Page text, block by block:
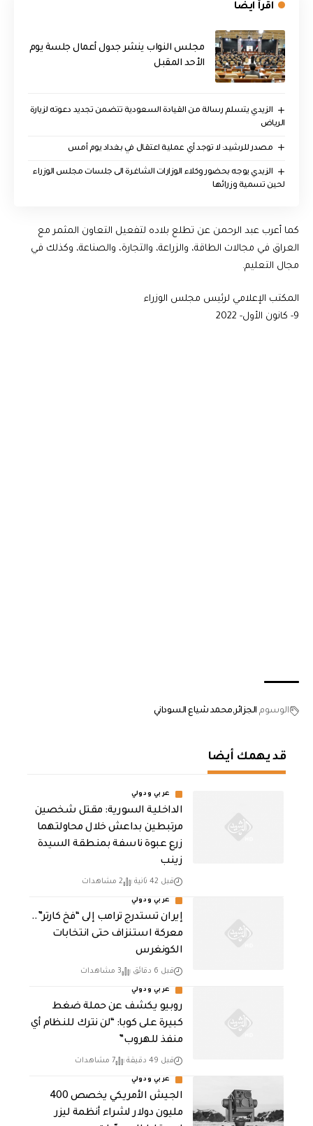
اقرأ ايضا
مجلس النواب ينشر جدول أعمال جلسة يوم
الأحد المقبل
الزيدي يتسلم رسالة من القيادة السعودية تتضمن تجديد دعوته لزيارة
الرياض
مصدر للرشيد: لا توجد أي عملية اعتقال في بغداد يوم أمس
الزيدي يوجه بحضور وكلاء الوزارات الشاغرة الى جلسات مجلس الوزراء
لحين تسمية وزرائها
كما أعرب عبد الرحمن عن تطلع بلاده لتفعيل التعاون المثمر مع
العراق في مجالات الطاقة، والزراعة، والتجارة، والصناعة، وكذلك في
مجال التعليم.
المكتب الإعلامي لرئيس مجلس الوزراء
9- كانون الأول- 2022
الوسوم الجزائر محمد شياع السوداني
قد يهمك أيضا
عربي ودولي
الداخلية السورية: مقتل شخصين
مرتبطين بداعش خلال محاولتهما
زرع عبوة ناسفة بمنطقة السيدة
زينب
قبل 42 ثانية 2 مشاهدات
عربي ودولي
إيران تستدرج ترامب إلى “فخ كارتر”..
معركة استنزاف حتى انتخابات
الكونغرس
قبل 6 دقائق 3 مشاهدات
عربي ودولي
روبيو يكشف عن حملة ضغط
كبيرة على كوبا: “لن نترك للنظام أي
منفذ للهروب”
قبل 49 دقيقة 7 مشاهدات
عربي ودولي
الجيش الأمريكي يخصص 400
مليون دولار لشراء أنظمة ليزر